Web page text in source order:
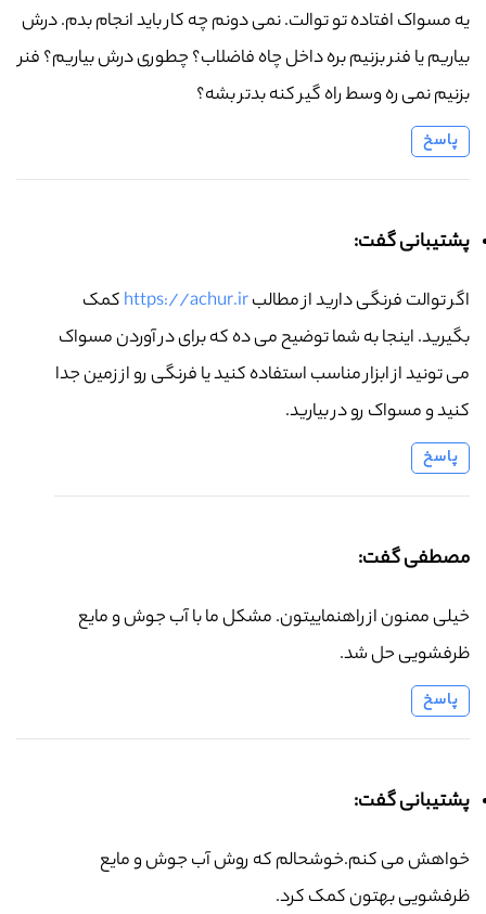
یه مسواک افتاده تو توالت. نمی دونم چه کار باید انجام بدم. درش
بیاریم یا فنر بزنیم بره داخل چاه فاضلاب؟ چطوری درش بیاریم؟ فنر
بزنیم نمی ره وسط راه گیر کنه بدتر بشه؟
پاسخ
پشتیبانی گفت:
اگر توالت فرنگی دارید از مطالبhttps://achur.irکمک
بگیرید. اینجا به شما توضیح می ده که برای در آوردن مسواک
می تونید از ابزار مناسب استفاده کنید یا فرنگی رو از زمین جدا
کنید و مسواک رو در بیارید.
پاسخ
مصطفی گفت:
خیلی ممنون از راهنماییتون. مشکل ما با آب جوش و مایع
ظرفشویی حل شد.
پاسخ
پشتیبانی گفت:
خواهش می کنم.خوشحالم که روش آب جوش و مایع
ظرفشویی بهتون کمک کرد.